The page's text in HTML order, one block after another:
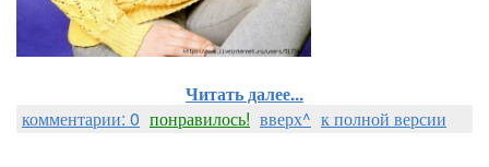
Читать далее...
комментарии: 0 понравилось! вверх^ к полной версии